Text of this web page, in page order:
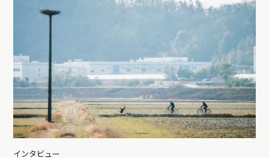
インタビュー